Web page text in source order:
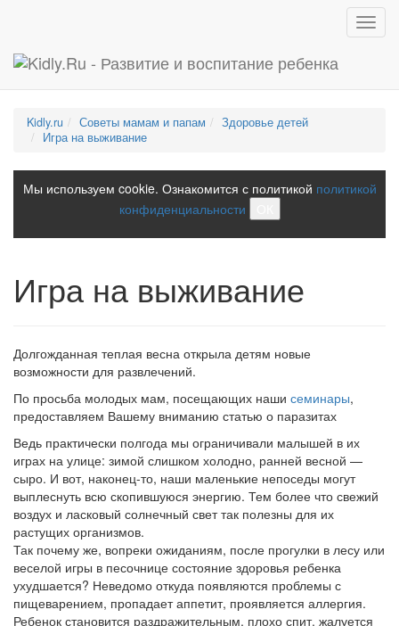
Kidly.ru Советы мамам и папам
Здоровье детей
Игра на выживание
Мы используем cookie. Ознакомится с политикой политикой
конфиденциальности
Игра на выживание
Долгожданная теплая весна открыла детям новые
возможности для развлечений.
По просьба молодых мам, посещающих наши семинары,
предоставляем Вашему вниманию статью о паразитах
Ведь практически полгода мы ограничивали малышей в их
играх на улице: зимой слишком холодно, ранней весной —
сыро. И вот, наконец-то, наши маленькие непоседы могут
выплеснуть всю скопившуюся энергию. Тем более что свежий
воздух и ласковый солнечный свет так полезны для их
растущих организмов.
Так почему же, вопреки ожиданиям, после прогулки в лесу или
веселой игры в песочнице состояние здоровья ребенка
ухудшается? Неведомо откуда появляются проблемы с
пищеварением, пропадает аппетит, проявляется аллергия.
Ребенок становится раздражительным, плохо спит, жалуется